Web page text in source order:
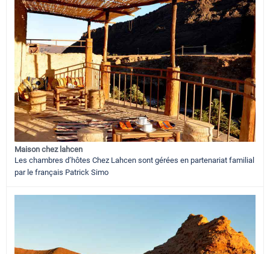
Maison chez lahcen
Les chambres d’hôtes Chez Lahcen sont gérées en partenariat familial
par le français Patrick Simo